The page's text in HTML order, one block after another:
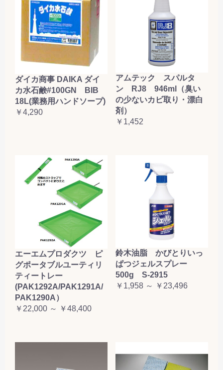
ダイカ商事 DAIKA ダイ
カ水石鹸#100GN BIB
18L(業務用ハンドソープ)
￥4,290
アムテック スパルタ
ン RJ8 946ml（臭い
の少ないカビ取り・漂白
剤）
￥1,452
エーエムプロダクツ ピ
グポータブルユーティリ
ティートレー
(PAK1292A/PAK1291A/
PAK1290A）
￥22,000 ～ ￥48,400
鈴木油脂 かびとりいっ
ぱつジェルスプレー
500g S-2915
￥1,958 ～ ￥23,496